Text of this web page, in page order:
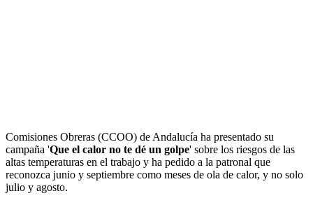
Comisiones Obreras (CCOO) de Andalucía ha presentado su
campaña 'Que el calor no te dé un golpe' sobre los riesgos de las
altas temperaturas en el trabajo y ha pedido a la patronal que
reconozca junio y septiembre como meses de ola de calor, y no solo
julio y agosto.